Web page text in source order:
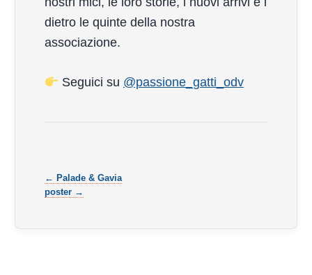
dietro le quinte della nostra
associazione.
Seguici su @passione_gatti_odv
← Palade & Gavia
poster →